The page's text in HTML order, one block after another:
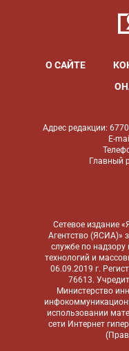
О САЙТЕ
Адрес редакции:
E-
Главный
Сетевое издание
Агентство (ЯСИА)»
службе по
технологий и
06.09.2019 г.
76613.
Министерство
использовании
сети Интернет
(